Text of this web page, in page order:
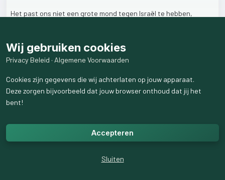
Het past ons niet een grote mond tegen Israël te hebben,
olijfboom,
datwedoor hetgeloofinJezusookdeel
s 133
Wij gebruiken cookies
Privacy Beleid · Algemene Voorwaarden
Cookies zijn gegevens die wij achterlaten op jouw apparaat.
Deze zorgen bijvoorbeeld dat jouw browser onthoud dat jij het
bent!
Accepteren
Sluiten